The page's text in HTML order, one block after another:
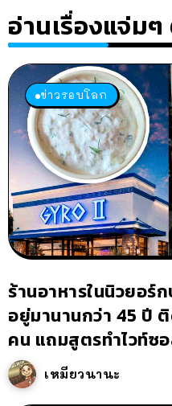
อ่านเรื่องแจ่มๆ
ข่าวรอบโลก
ร้านอาหารในนิวยอร์
อยู่มานานกว่า 45 ปี
คน แถมสูตรทำไวท์ซ
เหมียวนานะ